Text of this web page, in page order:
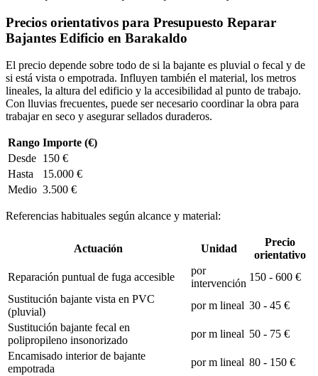
Precios orientativos para Presupuesto Reparar
Bajantes Edificio en Barakaldo
El precio depende sobre todo de si la bajante es pluvial o fecal y de
si está vista o empotrada. Influyen también el material, los metros
lineales, la altura del edificio y la accesibilidad al punto de trabajo.
Con lluvias frecuentes, puede ser necesario coordinar la obra para
trabajar en seco y asegurar sellados duraderos.
Rango Importe (€)
Desde 150 €
Hasta
15.000 €
Medio 3.500 €
Referencias habituales según alcance y material:
Actuación Unidad
Precio
orientativo
Reparación puntual de fuga accesible
por
intervención
150 - 600 €
Sustitución bajante vista en PVC
(pluvial)
por m lineal 30 - 45 €
Sustitución bajante fecal en
polipropileno insonorizado
por m lineal 50 - 75 €
Encamisado interior de bajante
empotrada
por m lineal 80 - 150 €